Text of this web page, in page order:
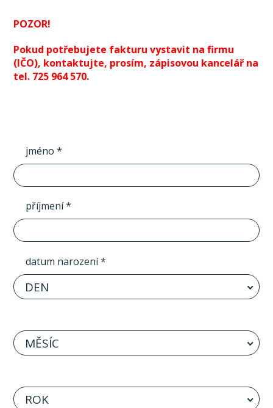
POZOR!
Pokud potřebujete fakturu vystavit na firmu
(IČO), kontaktujte, prosím, zápisovou kancelář na
tel. 725 964 570.
jméno *
příjmení *
datum narození *
DEN
MĚSÍC
ROK